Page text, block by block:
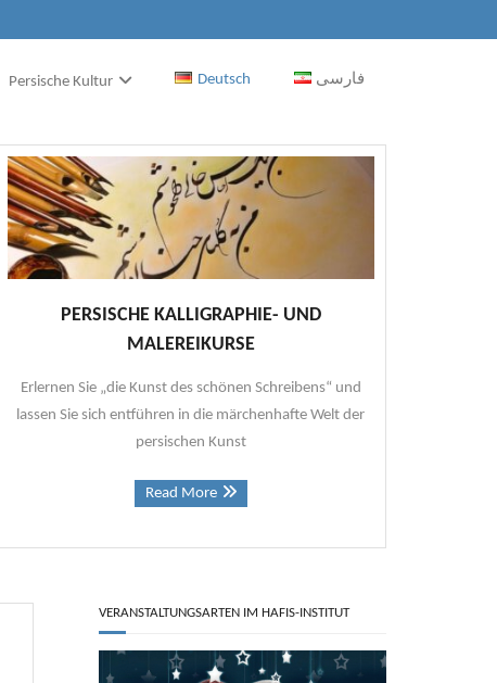
Persische Kultur Deutsch فارسی
PERSISCHE KALLIGRAPHIE- UND
MALEREIKURSE
Erlernen Sie „die Kunst des schönen Schreibens“ und
lassen Sie sich entführen in die märchenhafte Welt der
persischen Kunst
Read More
VERANSTALTUNGSARTEN IM HAFIS-INSTITUT